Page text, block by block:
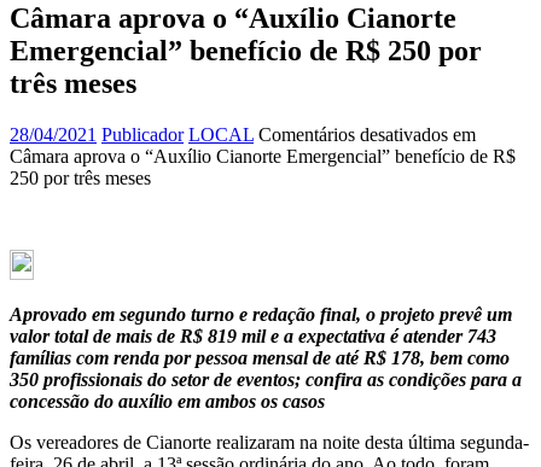
Câmara aprova o “Auxílio Cianorte
Emergencial” benefício de R$ 250 por
três meses
28/04/2021 Publicador LOCAL Comentários desativados em
Câmara aprova o “Auxílio Cianorte Emergencial” benefício de R$
250 por três meses
Aprovado em segundo turno e redação final, o projeto prevê um
valor total de mais de R$ 819 mil e a expectativa é atender 743
famílias com renda por pessoa mensal de até R$ 178, bem como
350 profissionais do setor de eventos; confira as condições para a
concessão do auxílio em ambos os casos
Os vereadores de Cianorte realizaram na noite desta última segunda-